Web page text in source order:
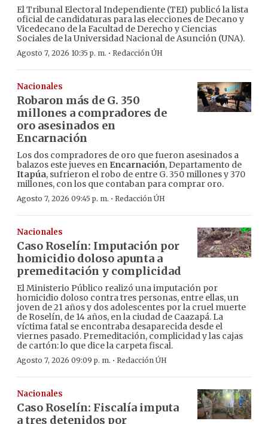
El Tribunal Electoral Independiente (TEI) publicó la lista
oficial de candidaturas para las elecciones de Decano y
Vicedecano de la Facultad de Derecho y Ciencias
Sociales de la Universidad Nacional de Asunción (UNA).
Agosto 7, 2026 10:35 p. m. · Redacción ÚH
Nacionales
Robaron más de G. 350
millones a compradores de
oro asesinados en
Encarnación
Los dos compradores de oro que fueron asesinados a
balazos este jueves en Encarnación, Departamento de
Itapúa, sufrieron el robo de entre G. 350 millones y 370
millones, con los que contaban para comprar oro.
Agosto 7, 2026 09:45 p. m. · Redacción ÚH
Nacionales
Caso Roselín: Imputación por
homicidio doloso apunta a
premeditación y complicidad
El Ministerio Público realizó una imputación por
homicidio doloso contra tres personas, entre ellas, un
joven de 21 años y dos adolescentes por la cruel muerte
de Roselín, de 14 años, en la ciudad de Caazapá. La
víctima fatal se encontraba desaparecida desde el
viernes pasado. Premeditación, complicidad y las cajas
de cartón: lo que dice la carpeta fiscal.
Agosto 7, 2026 09:09 p. m. · Redacción ÚH
Nacionales
Caso Roselín: Fiscalía imputa
a tres detenidos por